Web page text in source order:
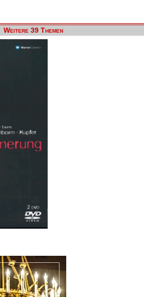
Weitere 39 Themen